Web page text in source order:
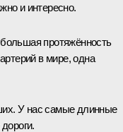
и интересно.
протяжённость
в мире, одна
У нас самые длинные